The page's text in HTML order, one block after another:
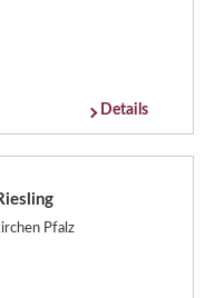
Details
Pfalz